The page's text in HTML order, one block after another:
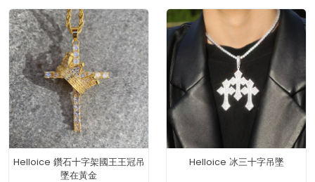
Helloice 鑽石十字架國王王冠吊
墜在黃金
Helloice 冰三十字吊墜